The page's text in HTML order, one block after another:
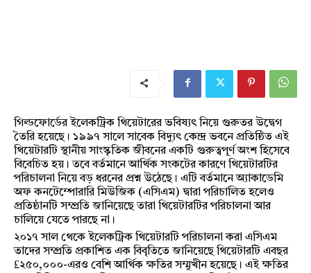
গিল্ডফোর্ডের ইলেকট্রিক থিয়েটারের ভবিষ্যৎ নিয়ে গুরুতর উদ্বেগ
তৈরি হয়েছে। ১৯৯৭ সালে সাবেক বিদ্যুৎ কেন্দ্র ভবনে প্রতিষ্ঠিত এই
থিয়েটারটি স্থানীয় সাংস্কৃতিক জীবনের একটি গুরুত্বপূর্ণ অংশ হিসেবে
বিবেচিত হয়। তবে বর্তমানে আর্থিক সংকটের কারণে থিয়েটারটির
পরিচালনা নিয়ে বড় ধরনের প্রশ্ন উঠেছে। এটি বর্তমানে অ্যাকাডেমি
অফ কনটেম্পোরারি মিউজিক (এসিএম) দ্বারা পরিচালিত হলেও
প্রতিষ্ঠানটি সম্প্রতি জানিয়েছে তারা থিয়েটারটির পরিচালনা আর
চালিয়ে যেতে পারছে না।
২০১৭ সাল থেকে ইলেকট্রিক থিয়েটারটি পরিচালনা করা এসিএম
তাদের সম্প্রতি প্রকাশিত এক বিবৃতিতে জানিয়েছে থিয়েটারটি এবছর
₤২৫০,০০০-এরও বেশি আর্থিক ক্ষতির সম্মুখীন হয়েছে। এই ক্ষতির